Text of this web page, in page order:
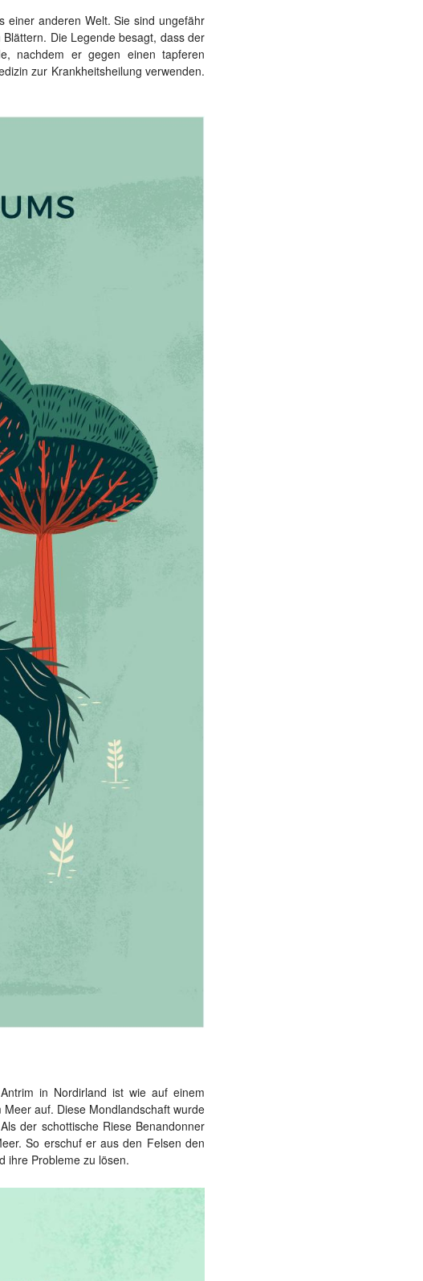
einer anderen Welt. Sie sind ungefähr
Die Legende besagt, dass der
nachdem er gegen einen tapferen
zur Krankheitsheilung verwenden.
in Nordirland ist wie auf einem
auf. Diese Mondlandschaft wurde
der schottische Riese Benandonner
So erschuf er aus den Felsen den
ihre Probleme zu lösen.